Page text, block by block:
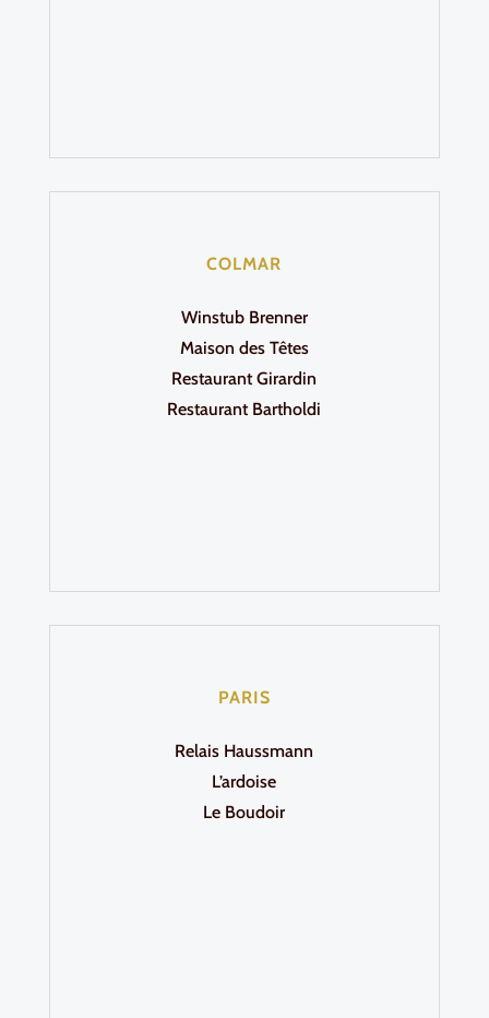
COLMAR
Winstub Brenner
Maison des Têtes
Restaurant Girardin
Restaurant Bartholdi
PARIS
Relais Haussmann
L’ardoise
Le Boudoir